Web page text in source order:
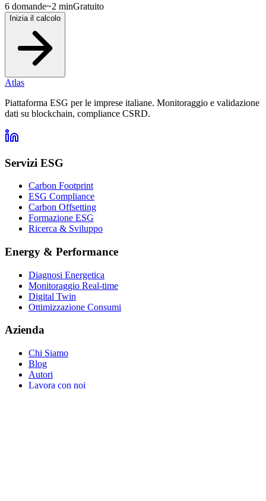
6 domande~2 minGratuito
Inizia il calcolo
Atlas
Piattaforma ESG per le imprese italiane. Monitoraggio e validazione
dati su blockchain, compliance CSRD.
Servizi ESG
Carbon Footprint
ESG Compliance
Carbon Offsetting
Formazione ESG
Ricerca & Sviluppo
Energy & Performance
Diagnosi Energetica
Monitoraggio Real-time
Digital Twin
Ottimizzazione Consumi
Azienda
Chi Siamo
Blog
Autori
Lavora con noi